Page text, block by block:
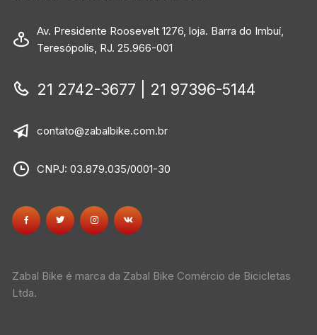
Av. Presidente Roosevelt 1276, loja. Barra do Imbuí,
Teresópolis, RJ. 25.966-001
21 2742-3677 | 21 97396-5144
contato@zabalbike.com.br
CNPJ: 03.879.035/0001-30
Zabal Bike é marca da Zabal Bike Comércio de Bicicletas
Ltda.